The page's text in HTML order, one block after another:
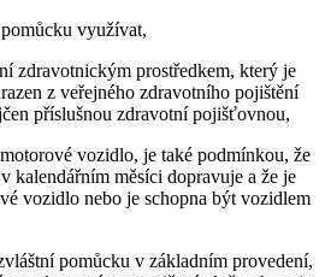
využívat,
zdravotnickým prostředkem, který je
z veřejného zdravotního pojištění
příslušnou zdravotní pojišťovnou,
vozidlo, je také podmínkou, že
kalendářním měsíci dopravuje a že je
vozidlo nebo je schopna být vozidlem
pomůcku v základním provedení,